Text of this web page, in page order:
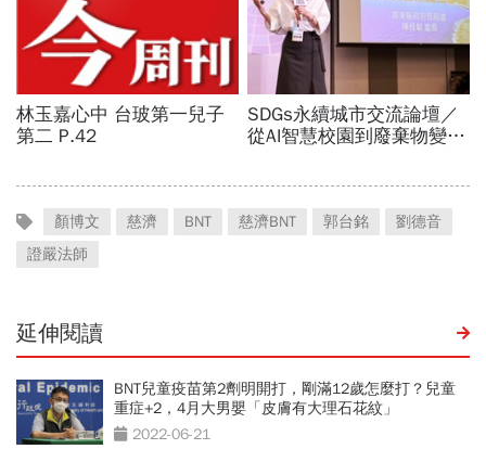
顏博文 慈濟 BNT 慈濟BNT 郭台銘
劉德音
證嚴法師
延伸閱讀
BNT兒童疫苗第2劑明開打，剛滿12歲怎麼打？兒童
重症+2，4月大男嬰「皮膚有大理石花紋」
2022-06-21